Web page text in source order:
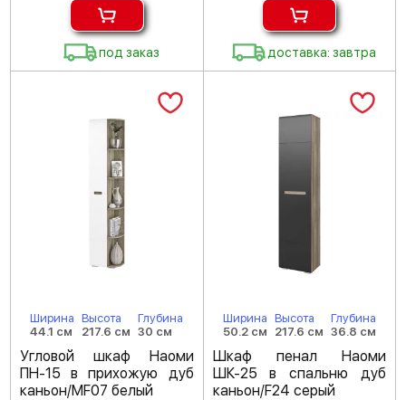
под заказ доставка: завтра
Ширина
44.1 см
Высота
217.6 см
Глубина
30 см
Угловой шкаф Наоми
ПН-15 в прихожую дуб
каньон/MF07 белый
Ширина
50.2 см
Высота
217.6 см
Глубина
36.8 см
Шкаф пенал Наоми
ШК-25 в спальню дуб
каньон/F24 серый